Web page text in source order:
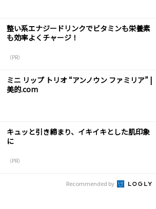
整い系エナジードリンクでビタミンも栄養素
も効率よくチャージ！
（PR）
ミニ リップ トリオ “アンノウン ファミリア” |
美的.com
キュッと引き締まり、イキイキとした肌印象
に
（PR）
Recommended by